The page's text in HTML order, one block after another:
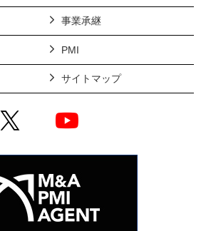
事業承継
PMI
サイトマップ
X